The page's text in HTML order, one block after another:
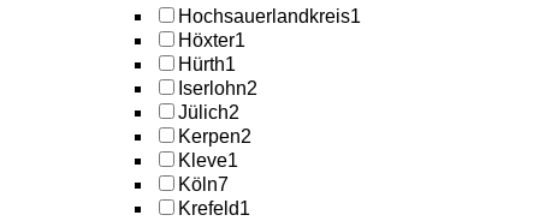
Hochsauerlandkreis1
Höxter1
Hürth1
Iserlohn2
Jülich2
Kerpen2
Kleve1
Köln7
Krefeld1